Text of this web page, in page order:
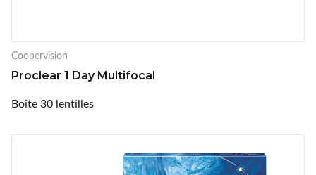
Coopervision
Proclear 1 Day Multifocal
Boîte 30 lentilles